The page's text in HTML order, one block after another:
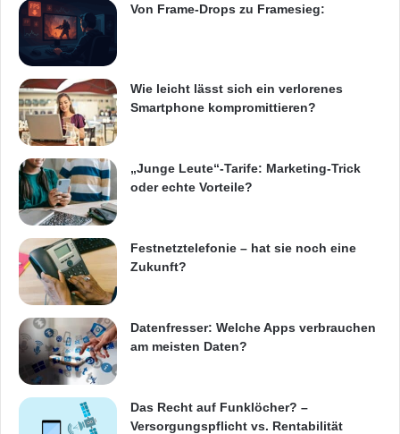
Von Frame-Drops zu Framesieg:
Wie leicht lässt sich ein verlorenes
Smartphone kompromittieren?
„Junge Leute“-Tarife: Marketing-Trick
oder echte Vorteile?
Festnetztelefonie – hat sie noch eine
Zukunft?
Datenfresser: Welche Apps verbrauchen
am meisten Daten?
Das Recht auf Funklöcher? –
Versorgungspflicht vs. Rentabilität